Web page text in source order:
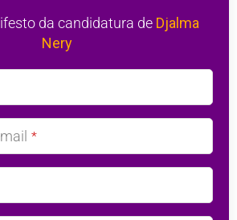
da candidatura de Djalma
Nery
*